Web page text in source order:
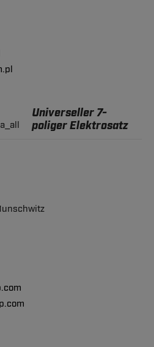
Universeller 7-
poliger Elektrosatz